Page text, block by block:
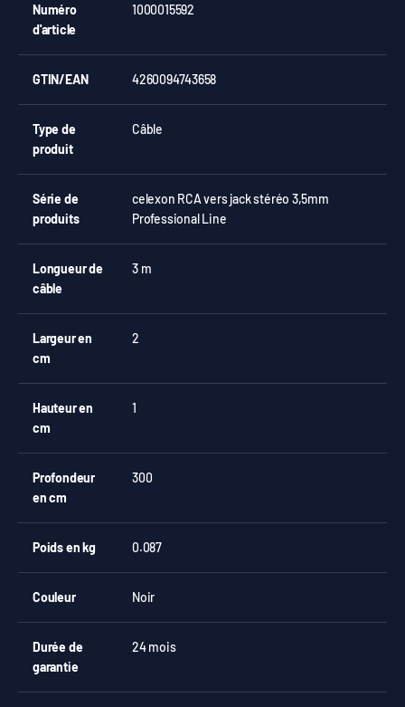
Numéro
d'article
1000015592
GTIN/EAN 4260094743658
Type de
produit
Câble
Série de
produits
celexon RCA vers jack stéréo 3,5mm
Professional Line
Longueur de
câble
3 m
Largeur en
cm
2
Hauteur en
cm
1
Profondeur
en cm
300
Poids en kg 0.087
Couleur Noir
Durée de
garantie
24 mois